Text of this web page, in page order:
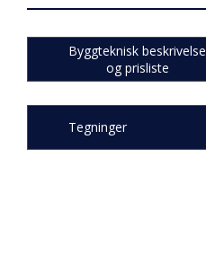
Byggteknisk beskrivelse
og prisliste
Tegninger